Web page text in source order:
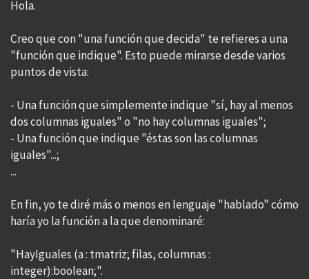
Hola.
Creo que con "una función que decida" te refieres a una
"función que indique". Esto puede mirarse desde varios
puntos de vista:
- Una función que simplemente indique "sí, hay al menos
dos columnas iguales" o "no hay columnas iguales";
- Una función que indique "éstas son las columnas
iguales"...;
...
En fin, yo te diré más o menos en lenguaje "hablado" cómo
haría yo la función a la que denominaré:
"HayIguales (a : tmatriz; filas, columnas :
integer):boolean;".